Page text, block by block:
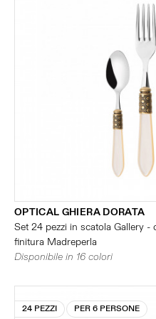
OPTICAL GHIERA DORATA
Set 24 pezzi in scatola Gallery -
finitura Madreperla
Disponibile in 16 colori
24 PEZZI PER 6 PERSONE